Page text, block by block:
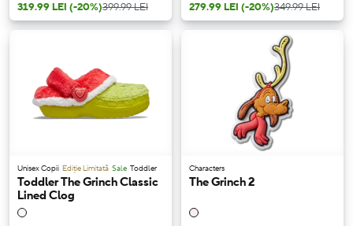
319.99 LEI (-20%)399.99 LEI 279.99 LEI (-20%)349.99 LEI
Unisex Copii Ediție Limitată Sale Toddler
Toddler The Grinch Classic
Lined Clog
Characters
The Grinch 2